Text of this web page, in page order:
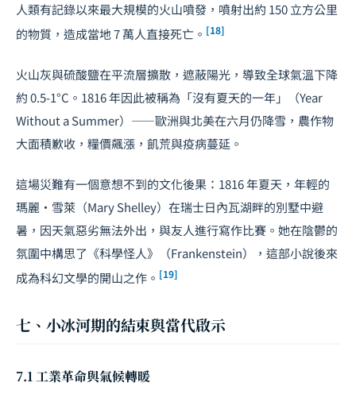
人類有記錄以來最大規模的火山噴發，噴射出約 150 立方公里
的物質，造成當地 7 萬人直接死亡。 [18]
火山灰與硫酸鹽在平流層擴散，遮蔽陽光，導致全球氣溫下降
約 0.5-1°C。1816 年因此被稱為「沒有夏天的一年」（Year
Without a Summer）——歐洲與北美在六月仍降雪，農作物
大面積歉收，糧價飆漲，飢荒與疫病蔓延。
這場災難有一個意想不到的文化後果：1816 年夏天，年輕的
瑪麗·雪萊（Mary Shelley）在瑞士日內瓦湖畔的別墅中避
暑，因天氣惡劣無法外出，與友人進行寫作比賽。她在陰鬱的
氛圍中構思了《科學怪人》（Frankenstein），這部小說後來
成為科幻文學的開山之作。 [19]
七、小冰河期的結束與當代啟示
7.1 工業革命與氣候轉暖